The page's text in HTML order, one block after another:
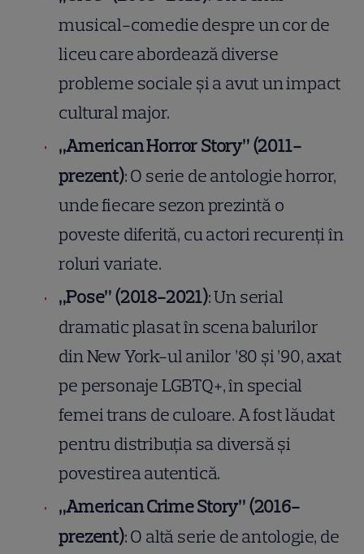
musical-comedie despre un cor de
liceu care abordează diverse
probleme sociale și a avut un impact
cultural major.
„American Horror Story” (2011-
prezent): O serie de antologie horror,
unde fiecare sezon prezintă o
poveste diferită, cu actori recurenți în
roluri variate.
„Pose” (2018-2021): Un serial
dramatic plasat în scena balurilor
din New York-ul anilor ’80 și ’90, axat
pe personaje LGBTQ+, în special
femei trans de culoare. A fost lăudat
pentru distribuția sa diversă și
povestirea autentică.
„American Crime Story” (2016-
prezent): O altă serie de antologie, de